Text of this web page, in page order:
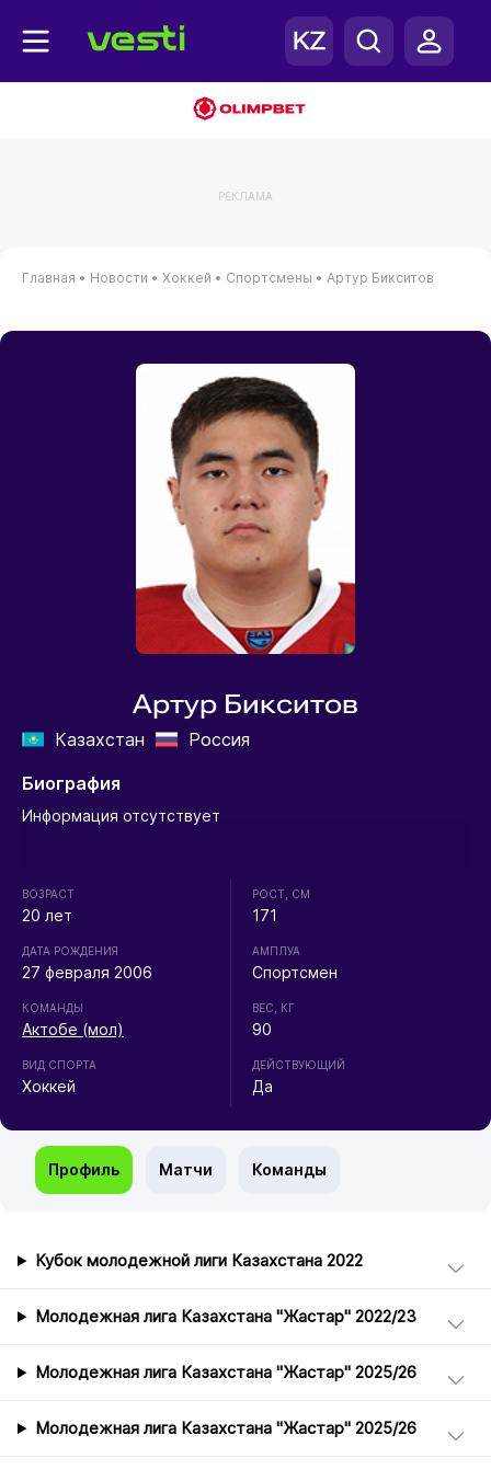
РЕКЛАМА
Главная • Новости • Хоккей • Спортсмены • Артур Бикситов
Артур Бикситов
Казахстан
Россия
Биография
Информация отсутствует
ВОЗРАСТ
20 лет
ДАТА РОЖДЕНИЯ
27 февраля 2006
КОМАНДЫ
Актобе (мол)
ВИД СПОРТА
Хоккей
РОСТ, СМ
171
АМПЛУА
Спортсмен
ВЕС, КГ
90
ДЕЙСТВУЮЩИЙ
Да
Профиль Матчи Команды
Кубок молодежной лиги Казахстана 2022
Молодежная лига Казахстана "Жастар" 2022/23
Молодежная лига Казахстана "Жастар" 2025/26
Молодежная лига Казахстана "Жастар" 2025/26